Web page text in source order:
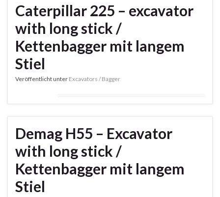
Caterpillar 225 – excavator
with long stick /
Kettenbagger mit langem
Stiel
Veröffentlicht unter Excavators / Bagger
Demag H55 – Excavator
with long stick /
Kettenbagger mit langem
Stiel